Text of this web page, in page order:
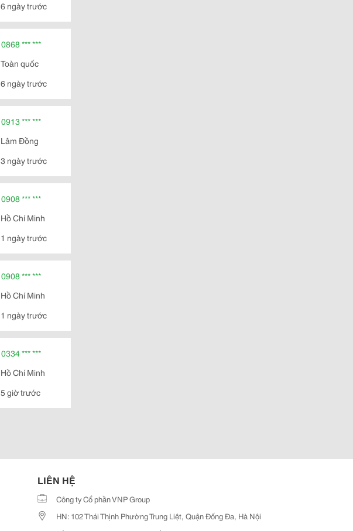
6 ngày trước
0868 *** ***
Toàn quốc
6 ngày trước
0913 *** ***
Lâm Đồng
3 ngày trước
0908 *** ***
Hồ Chí Minh
1 ngày trước
0908 *** ***
Hồ Chí Minh
1 ngày trước
0334 *** ***
Hồ Chí Minh
5 giờ trước
LIÊN HỆ
Công ty Cổ phần VNP Group
HN: 102 Thái Thịnh Phường Trung Liệt, Quận Đống Đa, Hà Nội